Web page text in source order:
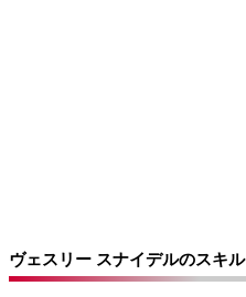
ヴェスリー スナイデルのスキル